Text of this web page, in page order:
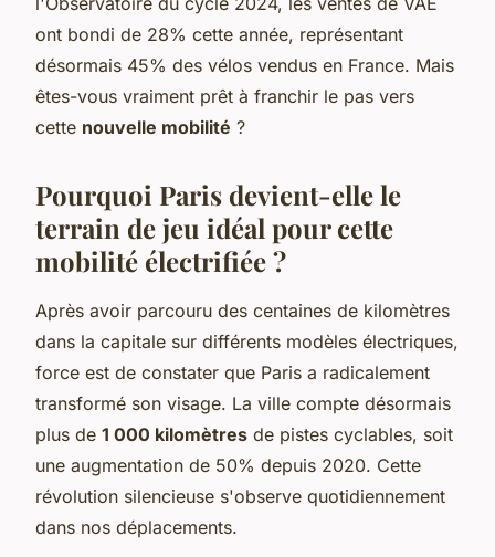
ont bondi de 28% cette année, représentant
désormais 45% des vélos vendus en France. Mais
êtes-vous vraiment prêt à franchir le pas vers
cette nouvelle mobilité ?
Pourquoi Paris devient-elle le
terrain de jeu idéal pour cette
mobilité électrifiée ?
Après avoir parcouru des centaines de kilomètres
dans la capitale sur différents modèles électriques,
force est de constater que Paris a radicalement
transformé son visage. La ville compte désormais
plus de 1 000 kilomètres de pistes cyclables, soit
une augmentation de 50% depuis 2020. Cette
révolution silencieuse s'observe quotidiennement
dans nos déplacements.